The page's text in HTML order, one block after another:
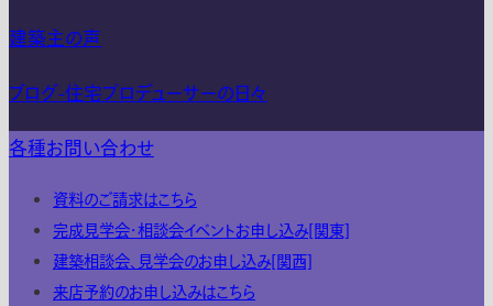
建築主の声
ブログ-住宅プロデューサーの日々
各種お問い合わせ
資料のご請求はこちら
完成見学会・相談会イベントお申し込み[関東]
建築相談会、見学会のお申し込み[関西]
来店予約のお申し込みはこちら